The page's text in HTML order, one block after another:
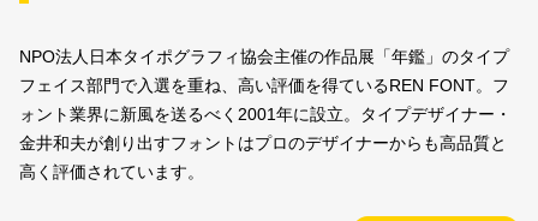
NPO法人日本タイポグラフィ協会主催の作品展「年鑑」のタイプ
フェイス部門で入選を重ね、高い評価を得ているREN FONT。フ
ォント業界に新風を送るべく2001年に設立。タイプデザイナー・
金井和夫が創り出すフォントはプロのデザイナーからも高品質と
高く評価されています。